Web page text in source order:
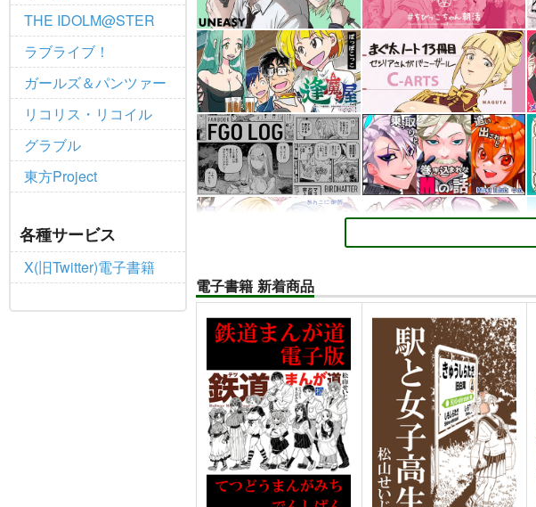
THE IDOLM@STER
ラブライブ！
ガールズ＆パンツァー
リコリス・リコイル
グラブル
東方Project
各種サービス
X(旧Twitter)電子書籍
電子書籍 新着商品